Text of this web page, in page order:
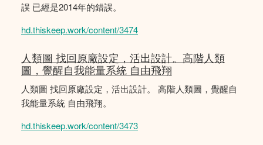
誤 已經是2014年的錯誤。
hd.thiskeep.work/content/3474
人類圖 找回原廠設定，活出設計。高階人類
圖，覺醒自我能量系統 自由飛翔
人類圖 找回原廠設定，活出設計。 高階人類圖，覺醒自
我能量系統 自由飛翔。
hd.thiskeep.work/content/3473